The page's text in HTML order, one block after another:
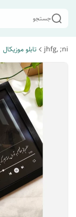
جستجو
jhfg, ;ni تابلو موزیکال